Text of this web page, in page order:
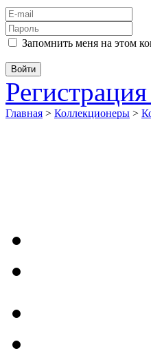
Запомнить меня на этом
Главная > Коллекционеры >